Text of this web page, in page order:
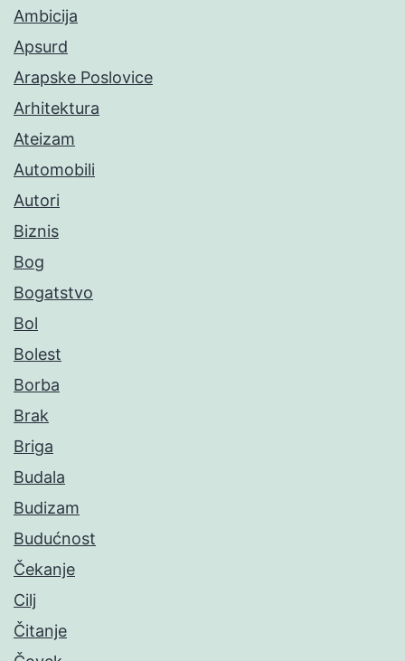
Ambicija
Apsurd
Arapske Poslovice
Arhitektura
Ateizam
Automobili
Autori
Biznis
Bog
Bogatstvo
Bol
Bolest
Borba
Brak
Briga
Budala
Budizam
Budućnost
Čekanje
Cilj
Čitanje